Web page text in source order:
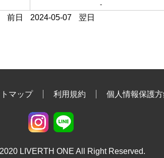
-
前日 2024-05-07 翌日
マップ 利用規約 個人情報保護
LIVERTH ONE All Right Reserved.